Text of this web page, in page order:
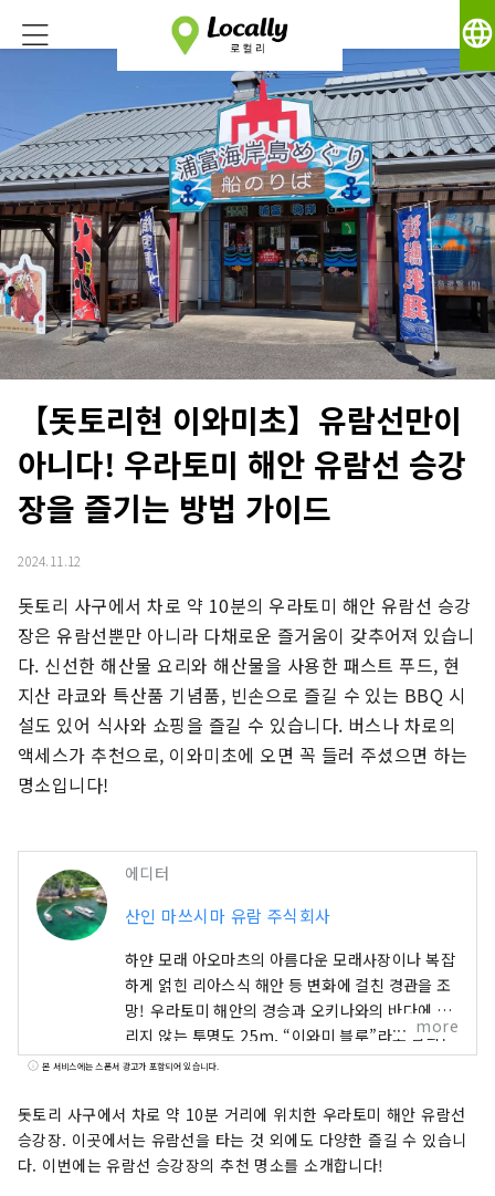
language
【돗토리현 이와미초】유람선만이
아니다! 우라토미 해안 유람선 승강
장을 즐기는 방법 가이드
2024.11.12
돗토리 사구에서 차로 약 10분의 우라토미 해안 유람선 승강
장은 유람선뿐만 아니라 다채로운 즐거움이 갖추어져 있습니
다. 신선한 해산물 요리와 해산물을 사용한 패스트 푸드, 현
지산 라쿄와 특산품 기념품, 빈손으로 즐길 수 있는 BBQ 시
설도 있어 식사와 쇼핑을 즐길 수 있습니다. 버스나 차로의
액세스가 추천으로, 이와미초에 오면 꼭 들러 주셨으면 하는
명소입니다!
에디터
산인 마쓰시마 유람 주식회사
하얀 모래 아오마츠의 아름다운 모래사장이나 복잡
하게 얽힌 리아스식 해안 등 변화에 걸친 경관을 조
망! 우라토미 해안의 경승과 오키나와의 바다에 끌
리지 않는 투명도 25m, “이와미 블루”라고 불리는
맑은 바다를 선상에서 닿지 않고 즐길 수 있는 크루
해의 다이나믹함을 맛볼 수 있는 크루징입니다. 1주
약 40분의 크루징을 즐길 수 있습니다.
more
본 서비스에는 스폰서 광고가 포함되어 있습니다.
돗토리 사구에서 차로 약 10분 거리에 위치한 우라토미 해안 유람선
승강장. 이곳에서는 유람선을 타는 것 외에도 다양한 즐길 수 있습니
다. 이번에는 유람선 승강장의 추천 명소를 소개합니다!